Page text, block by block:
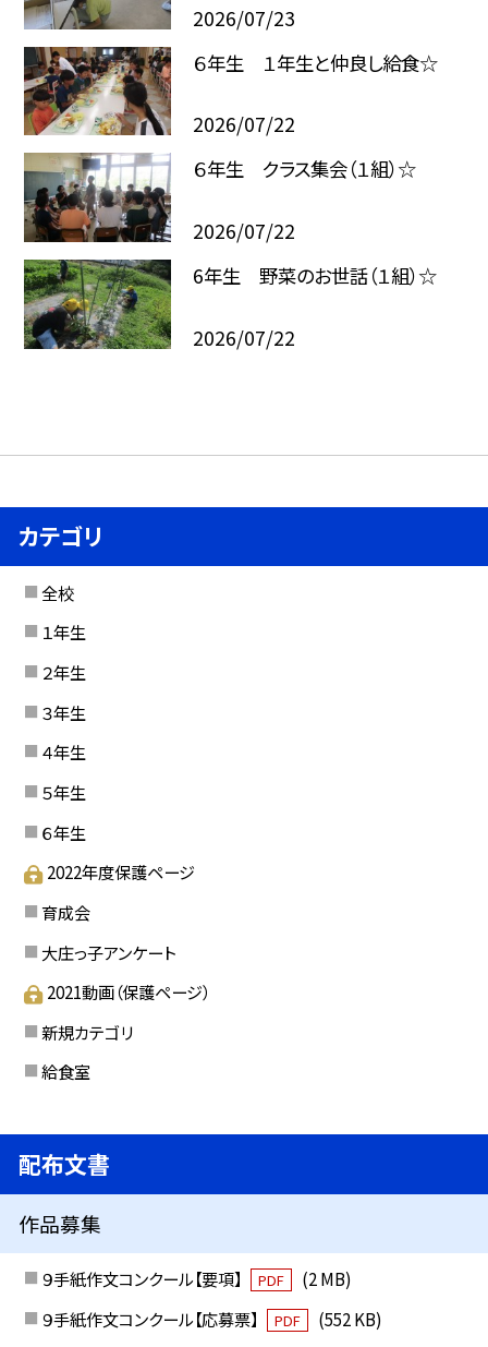
2026/07/23
６年生 １年生と仲良し給食☆
2026/07/22
６年生 クラス集会（１組）☆
2026/07/22
6年生 野菜のお世話（１組）☆
2026/07/22
カテゴリ
全校
１年生
２年生
３年生
４年生
５年生
６年生
2022年度保護ページ
育成会
大庄っ子アンケート
2021動画（保護ページ）
新規カテゴリ
給食室
配布文書
作品募集
９手紙作文コンクール【要項】 PDF
(2 MB)
９手紙作文コンクール【応募票】
PDF
(552 KB)